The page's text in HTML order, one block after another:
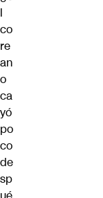
l
co
re
an
o
ca
yó
po
co
de
sp